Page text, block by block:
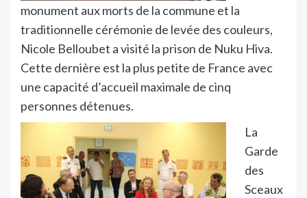
monument aux morts de la commune et la
traditionnelle cérémonie de levée des couleurs,
Nicole Belloubet a visité la prison de Nuku Hiva.
Cette dernière est la plus petite de France avec
une capacité d’accueil maximale de cinq
personnes détenues.
La
Garde
des
Sceaux